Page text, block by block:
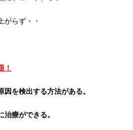
がらず・・
！
を検出する方法がある。
療ができる。